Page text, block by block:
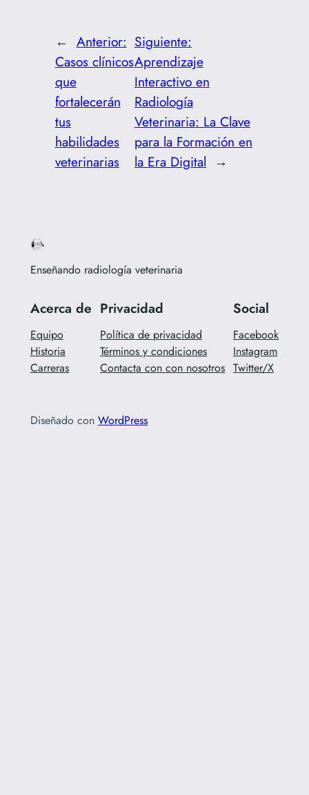
← Anterior:
Casos clínicos
que
fortalecerán
tus
habilidades
veterinarias
Siguiente:
Aprendizaje
Interactivo en
Radiología
Veterinaria: La Clave
para la Formación en
la Era Digital →
Enseñando radiología veterinaria
Acerca de
Equipo
Historia
Carreras
Privacidad
Política de privacidad
Términos y condiciones
Contacta con con nosotros
Social
Facebook
Instagram
Twitter/X
Diseñado con WordPress